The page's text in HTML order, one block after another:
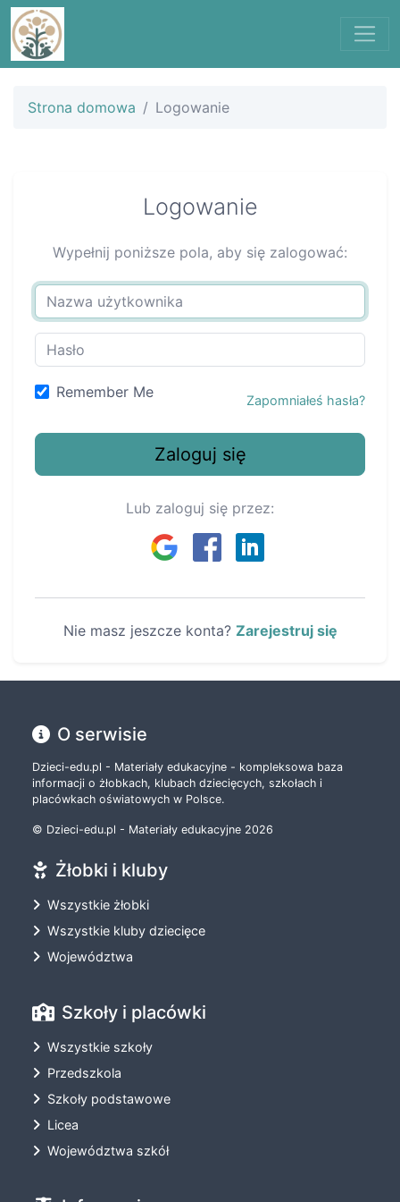
Strona domowa Logowanie
Logowanie
Wypełnij poniższe pola, aby się zalogować:
Remember Me Zapomniałeś hasła?
Zaloguj się
Lub zaloguj się przez:
Nie masz jeszcze konta? Zarejestruj się
O serwisie
Dzieci-edu.pl - Materiały edukacyjne - kompleksowa baza
informacji o żłobkach, klubach dziecięcych, szkołach i
placówkach oświatowych w Polsce.
© Dzieci-edu.pl - Materiały edukacyjne 2026
Żłobki i kluby
Wszystkie żłobki
Wszystkie kluby dziecięce
Województwa
Szkoły i placówki
Wszystkie szkoły
Przedszkola
Szkoły podstawowe
Licea
Województwa szkół